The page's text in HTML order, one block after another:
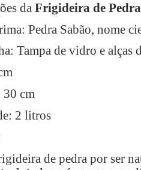
da Frigideira de Pedra
Pedra Sabão, nome
Tampa de vidro e
30 cm
2 litros
de pedra por ser